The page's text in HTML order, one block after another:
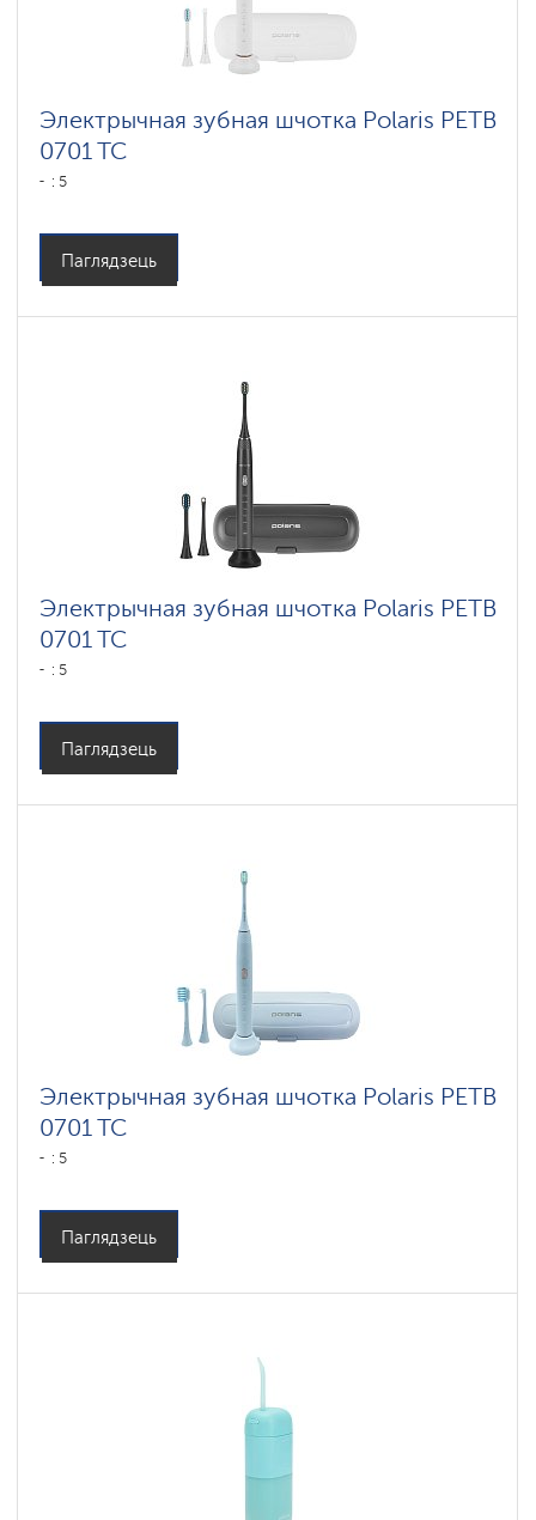
Электрычная зубная шчотка Polaris PETB
0701 TC
: 5
Паглядзець
Электрычная зубная шчотка Polaris PETB
0701 TC
: 5
Паглядзець
Электрычная зубная шчотка Polaris PETB
0701 TC
: 5
Паглядзець